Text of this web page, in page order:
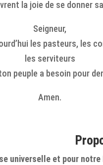
la joie de se donner
Seigneur,
les pasteurs, les
les serviteurs
peuple a besoin pour
Amen.
universelle et pour